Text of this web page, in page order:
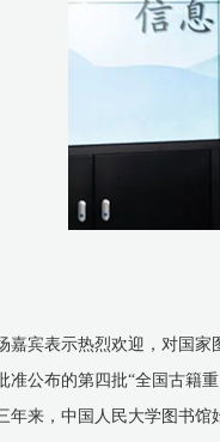
嘉宾表示热烈欢迎，对国
准公布的第四批“全国古籍
年来，中国人民大学图书